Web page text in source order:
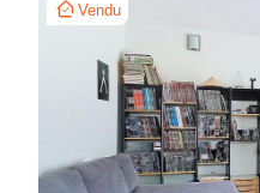
Vendu